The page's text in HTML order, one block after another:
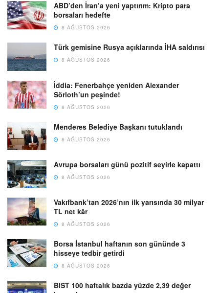
ABD’den İran’a yeni yaptırım: Kripto para
borsaları hedefte
8 AĞUSTOS 2026
Türk gemisine Rusya açıklarında İHA saldırısı
8 AĞUSTOS 2026
İddia: Fenerbahçe yeniden Alexander
Sörloth’un peşinde!
8 AĞUSTOS 2026
Menderes Belediye Başkanı tutuklandı
8 AĞUSTOS 2026
Avrupa borsaları günü pozitif seyirle kapattı
8 AĞUSTOS 2026
Vakıfbank’tan 2026’nın ilk yarısında 30 milyar
TL net kâr
8 AĞUSTOS 2026
Borsa İstanbul haftanın son gününde 3
hisseye tedbir getirdi
8 AĞUSTOS 2026
BIST 100 haftalık bazda yüzde 2,39 değer